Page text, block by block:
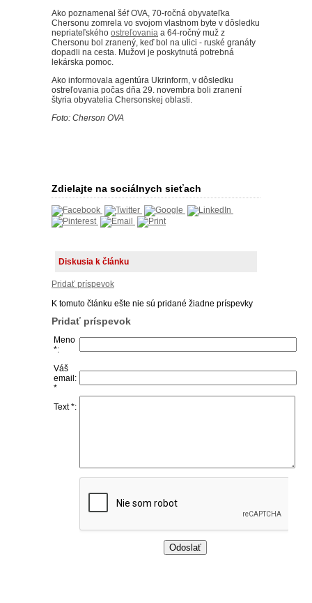
Ako poznamenal šéf OVA, 70-ročná obyvateľka
Chersonu zomrela vo svojom vlastnom byte v dôsledku
nepriateľského ostreľovania a 64-ročný muž z
Chersonu bol zranený, keď bol na ulici - ruské granáty
dopadli na cesta. Mužovi je poskytnutá potrebná
lekárska pomoc.
Ako informovala agentúra Ukrinform, v dôsledku
ostreľovania počas dňa 29. novembra boli zranení
štyria obyvatelia Chersonskej oblasti.
Foto: Cherson OVA
Zdielajte na sociálnych sieťach
Diskusia k článku
Pridať príspevok
K tomuto článku ešte nie sú pridané žiadne príspevky
Pridať príspevok
Meno
*:
Váš
email:
*
Text *: